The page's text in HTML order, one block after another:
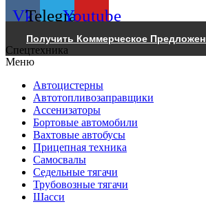
VkTelegramYoutube
Получить Коммерческое
Спецтехника
Меню
Автоцистерны
Автотопливозаправщики
Ассенизаторы
Бортовые автомобили
Вахтовые автобусы
Прицепная техника
Самосвалы
Седельные тягачи
Трубовозные тягачи
Шасси